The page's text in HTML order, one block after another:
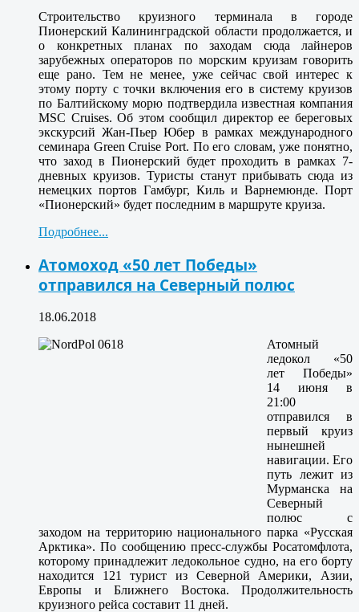
Строительство круизного терминала в городе
Пионерский Калининградской области продолжается, и
о конкретных планах по заходам сюда лайнеров
зарубежных операторов по морским круизам говорить
еще рано. Тем не менее, уже сейчас свой интерес к
этому порту с точки включения его в систему круизов
по Балтийскому морю подтвердила известная компания
MSC Cruises. Об этом сообщил директор ее береговых
экскурсий Жан-Пьер Юбер в рамках международного
семинара Green Cruise Port. По его словам, уже понятно,
что заход в Пионерский будет проходить в рамках 7-
дневных круизов. Туристы станут прибывать сюда из
немецких портов Гамбург, Киль и Варнемюнде. Порт
«Пионерский» будет последним в маршруте круиза.
Подробнее...
Атомоход «50 лет Победы»
отправился на Северный полюс
18.06.2018
Атомный
ледокол «50
лет Победы»
14 июня в
21:00
отправился в
первый круиз
нынешней
навигации. Его
путь лежит из
Мурманска на
Северный
полюс с
заходом на территорию национального парка «Русская
Арктика». По сообщению пресс-службы Росатомфлота,
которому принадлежит ледокольное судно, на его борту
находится 121 турист из Северной Америки, Азии,
Европы и Ближнего Востока. Продолжительность
круизного рейса составит 11 дней.